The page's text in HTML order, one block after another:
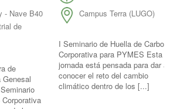
- Nave B40
de
de
Genesal
Campus Terra (LUGO)
I Seminario de Huella de Carbono
Corporativa para PYMES Esta
jornada está pensada para dar a
conocer el reto del cambio
climático dentro de los [...]